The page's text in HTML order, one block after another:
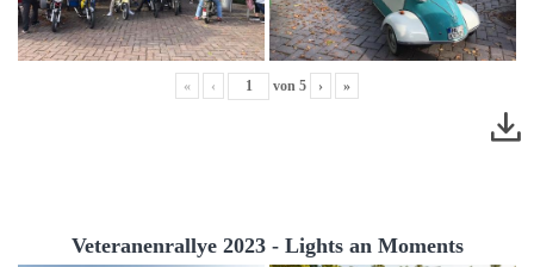
« ‹ von 5 › »
Veteranenrallye 2023 - Lights an Moments